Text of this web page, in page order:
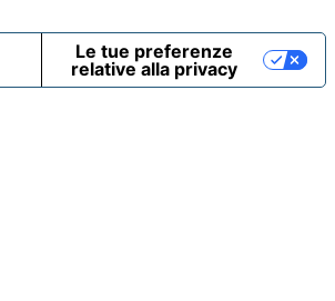
Le tue preferenze
relative alla privacy